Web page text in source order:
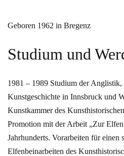
Geboren 1962 in Bregenz
Studium und
1981 – 1989 Studium der
Kunstgeschichte in Innsbruck und
Kunstkammer des
Promotion mit der Arbeit „Zur
Jahrhunderts. Vorarbeiten für einen
Elfenbeinarbeiten des